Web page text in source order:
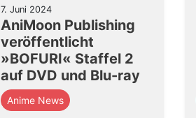
7. Juni 2024
AniMoon Publishing
veröffentlicht
»BOFURI« Staffel 2
auf DVD und Blu-ray
Anime News